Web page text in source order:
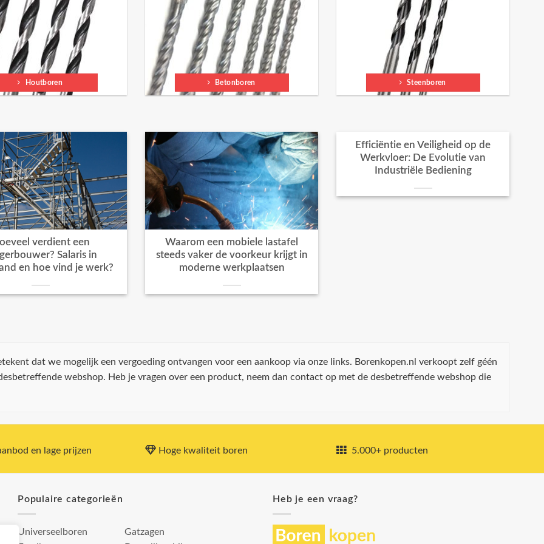
Houtboren Betonboren Steenboren
verdient een
Salaris in
en hoe vind je werk?
Waarom een mobiele lastafel
steeds vaker de voorkeur krijgt in
moderne werkplaatsen
Efficiëntie en Veiligheid op de
Werkvloer: De Evolutie van
Industriële Bediening
dat we mogelijk een vergoeding ontvangen voor een aankoop via onze links. Borenkopen.nl verkoopt zelf géén
webshop. Heb je vragen over een product, neem dan contact op met de desbetreffende webshop die
en lage prijzen Hoge kwaliteit boren 5.000+ producten
Populaire categorieën
Universeelboren
Gatzagen
Heb je een vraag?